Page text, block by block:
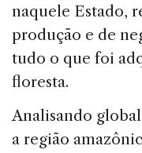
naquele Estado,
produção e de
tudo o que foi
floresta.
Analisando
a região